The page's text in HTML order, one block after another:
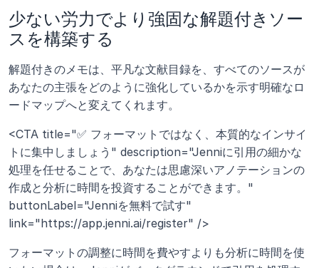
少ない労力でより強固な解題付きソー
スを構築する
解題付きのメモは、平凡な文献目録を、すべてのソースが
あなたの主張をどのように強化しているかを示す明確なロ
ードマップへと変えてくれます。
<CTA title="✅ フォーマットではなく、本質的なインサイ
トに集中しましょう" description="Jenniに引用の細かな
処理を任せることで、あなたは思慮深いアノテーションの
作成と分析に時間を投資することができます。"
buttonLabel="Jenniを無料で試す"
link="https://app.jenni.ai/register" />
フォーマットの調整に時間を費やすよりも分析に時間を使